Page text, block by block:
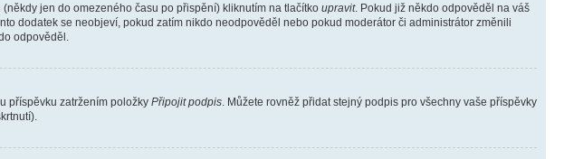
jen do omezeného času po přispění) kliknutím na tlačítko upravit. Pokud již někdo odpověděl na váš
dodatek se neobjeví, pokud zatím nikdo neodpověděl nebo pokud moderátor či administrátor změnili
odpověděl.
příspěvku zatržením položky Připojit podpis . Můžete rovněž přidat stejný podpis pro všechny vaše příspěvky